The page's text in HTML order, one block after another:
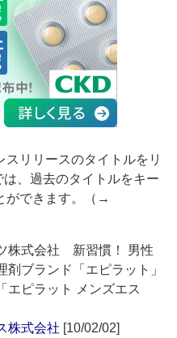
リリースのタイトルをリ
は、過去のタイトルをキー
ができます。（→
株式会社 新習慣！ 男性
ブランド「エピラット」
ピラット メンズエス
株式会社 [10/02/02]